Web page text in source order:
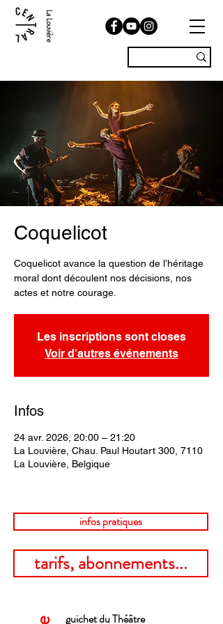
La Louvière
Coquelicot
Coquelicot avance la question de l’héritage
moral dont découlent nos décisions, nos
actes et notre courage.
Les inscriptions sont closes
Voir d'autres événements
Infos
24 avr. 2026, 20:00 – 21:20
La Louvière, Chau. Paul Houtart 300, 7110
La Louvière, Belgique
infos pratiques
tarifs, abonnements...
guichet du Théâtre